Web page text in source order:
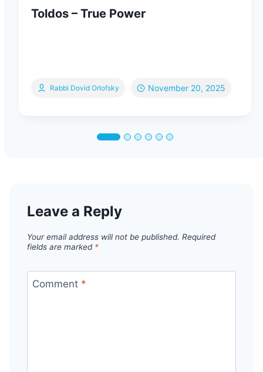
Toldos – True Power
Rabbi Dovid Orlofsky November 20, 2025
Leave a Reply
Your email address will not be published. Required
fields are marked *
Comment *